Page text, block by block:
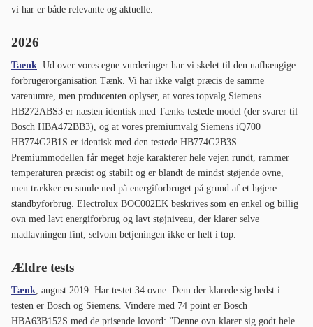
vi har er både relevante og aktuelle.
2026
Taenk: Ud over vores egne vurderinger har vi skelet til den uafhængige
forbrugerorganisation Tænk. Vi har ikke valgt præcis de samme
varenumre, men producenten oplyser, at vores topvalg Siemens
HB272ABS3 er næsten identisk med Tænks testede model (der svarer til
Bosch HBA472BB3), og at vores premiumvalg Siemens iQ700
HB774G2B1S er identisk med den testede HB774G2B3S.
Premiummodellen får meget høje karakterer hele vejen rundt, rammer
temperaturen præcist og stabilt og er blandt de mindst støjende ovne,
men trækker en smule ned på energiforbruget på grund af et højere
standbyforbrug. Electrolux BOC002EK beskrives som en enkel og billig
ovn med lavt energiforbrug og lavt støjniveau, der klarer selve
madlavningen fint, selvom betjeningen ikke er helt i top.
Ældre tests
Tænk , august 2019: Har testet 34 ovne. Dem der klarede sig bedst i
testen er Bosch og Siemens. Vindere med 74 point er Bosch
HBA63B152S med de prisende lovord: ”Denne ovn klarer sig godt hele